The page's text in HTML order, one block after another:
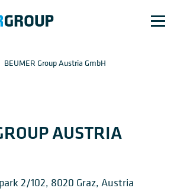
BEUMER Group Austria GmbH
AUSTRIA
2/102, 8020 Graz, Austria